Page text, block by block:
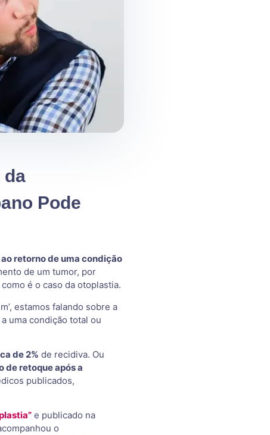
da
Pode
ao retorno de uma condição
de um tumor, por
é o caso da otoplastia.
estamos falando sobre a
uma condição total ou
de 2% de recidiva. Ou
de retoque após a
publicados,
e publicado na
o